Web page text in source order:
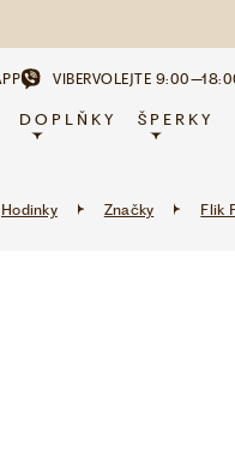
VIBERVOLEJTE
DOPLŇKY ŠPERKY
Hodinky Značky Flik